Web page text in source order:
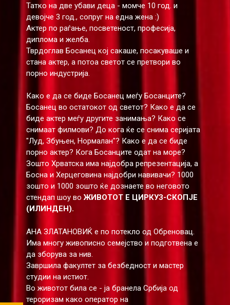
Татко на две убави деца - момче 10 год. и
девојче 3 год., сопруг на една жена :)
Актер по раѓање, посветеност, професија,
диплома и желба.
Тврдоглав Босанец кој сакаше, посакуваше и
стана актер, а потоа светот се претвори во
порно индустрија.
Како е да се биде Босанец меѓу Босанците?
Босанец во остатокот од светот? Како е да се
биде актер меѓу другите занимања? Како се
снимаат филмови? До кога ќе се снима серијата
"Луд, Збуњен, Нормалан"? Како е да се биде
порно актер? Кога Босанците одат на море?
Зошто Хрватска има најдобра репрезентација, а
Босна и Херцеговина најдобри навивачи? 1000
зошто и 1000 зошто ќе дознаете во неговото
стендап шоу воЖИВОТОТ Е ЦИРКУЗ-СКОПЈЕ
(ИЛИНДЕН).
АНА ЗЛАТАНОВИЌ е по потекло од Обреновац.
Има многу живописно семејство и подготвена е
да зборува за нив.
Завршила факултет за безбедност и мастер
студии на истиот.
Во животот била се - ја бранела Србија од
тероризам како оператор на